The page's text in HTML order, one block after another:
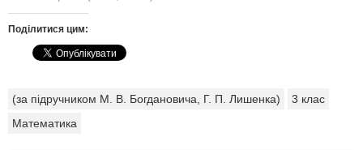
Поділитися цим:
(за підручником М. В. Богдановича, Г. П. Лишенка)
3 клас
Математика